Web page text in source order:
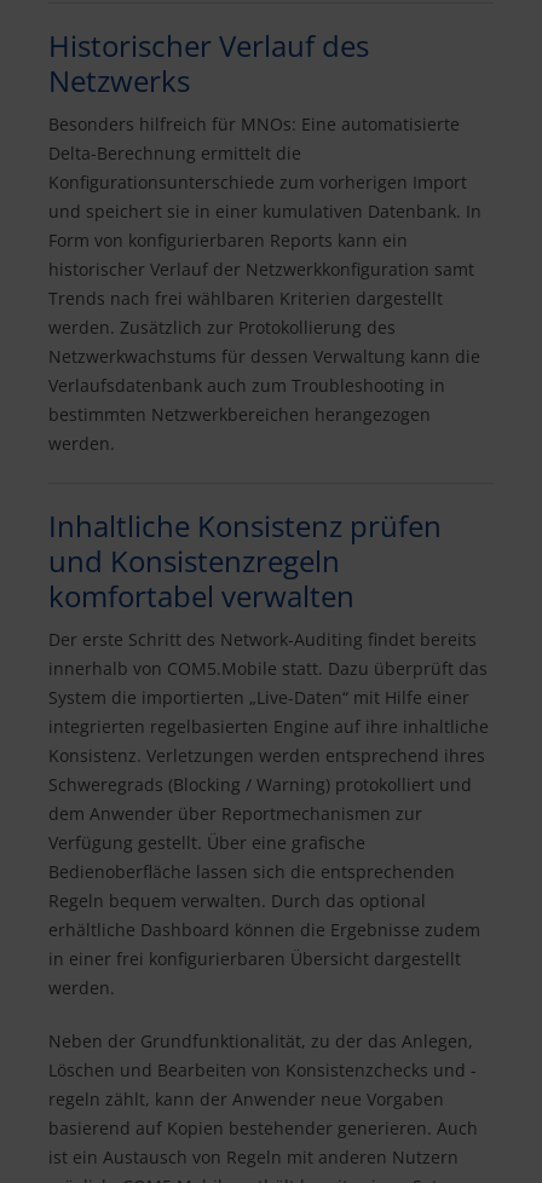
Historischer Verlauf des
Netzwerks
Besonders hilfreich für MNOs: Eine automatisierte
Delta-Berechnung ermittelt die
Konfigurationsunterschiede zum vorherigen Import
und speichert sie in einer kumulativen Datenbank. In
Form von konfigurierbaren Reports kann ein
historischer Verlauf der Netzwerkkonfiguration samt
Trends nach frei wählbaren Kriterien dargestellt
werden. Zusätzlich zur Protokollierung des
Netzwerkwachstums für dessen Verwaltung kann die
Verlaufsdatenbank auch zum Troubleshooting in
bestimmten Netzwerkbereichen herangezogen
werden.
Inhaltliche Konsistenz prüfen
und Konsistenzregeln
komfortabel verwalten
Der erste Schritt des Network-Auditing findet bereits
innerhalb von COM5.Mobile statt. Dazu überprüft das
System die importierten „Live-Daten“ mit Hilfe einer
integrierten regelbasierten Engine auf ihre inhaltliche
Konsistenz. Verletzungen werden entsprechend ihres
Schweregrads (Blocking / Warning) protokolliert und
dem Anwender über Reportmechanismen zur
Verfügung gestellt. Über eine grafische
Bedienoberfläche lassen sich die entsprechenden
Regeln bequem verwalten. Durch das optional
erhältliche Dashboard können die Ergebnisse zudem
in einer frei konfigurierbaren Übersicht dargestellt
werden.
Neben der Grundfunktionalität, zu der das Anlegen,
Löschen und Bearbeiten von Konsistenzchecks und -
regeln zählt, kann der Anwender neue Vorgaben
basierend auf Kopien bestehender generieren. Auch
ist ein Austausch von Regeln mit anderen Nutzern